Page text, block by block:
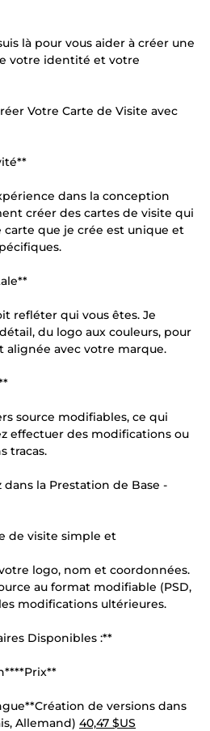
là pour vous aider à créer une
votre identité et votre
Votre Carte de Visite avec
dans la conception
créer des cartes de visite qui
carte que je crée est unique et
refléter qui vous êtes. Je
du logo aux couleurs, pour
avec votre marque.
source modifiables, ce qui
effectuer des modifications ou
tracas.
dans la Prestation de Base -
de visite simple et
logo, nom et coordonnées.
au format modifiable (PSD,
modifications ultérieures.
Disponibles :**
de versions dans
Allemand) 40,47 $US